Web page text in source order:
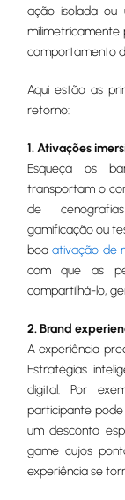
ação isolada ou
milimetricamente
comportamento
Aqui estão as
retorno:
1. Ativações
Esqueça os
transportam o
de
gamificação ou
boaativação de
com que as
compartilhá-lo,
2. Brand
A experiência
Estratégias
digital. Por
participante
um desconto
game cujos
experiência se